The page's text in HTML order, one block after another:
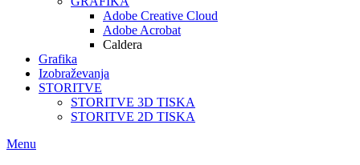
Adobe Creative Cloud
Adobe Acrobat
Caldera
Grafika
Izobraževanja
STORITVE
STORITVE 3D TISKA
STORITVE 2D TISKA
Menu